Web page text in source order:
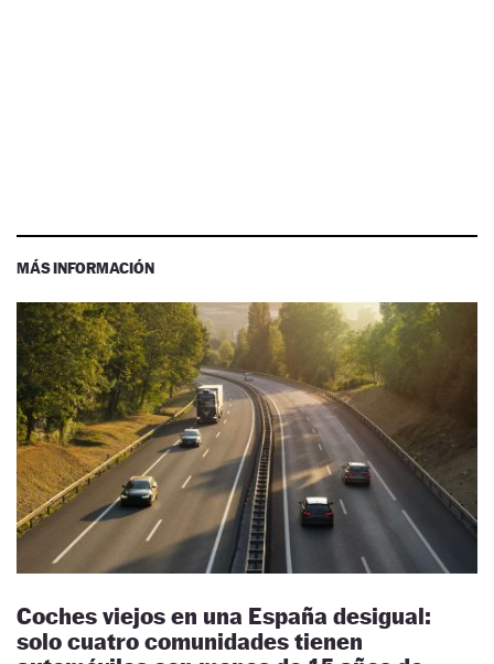
MÁS INFORMACIÓN
Coches viejos en una España desigual:
solo cuatro comunidades tienen